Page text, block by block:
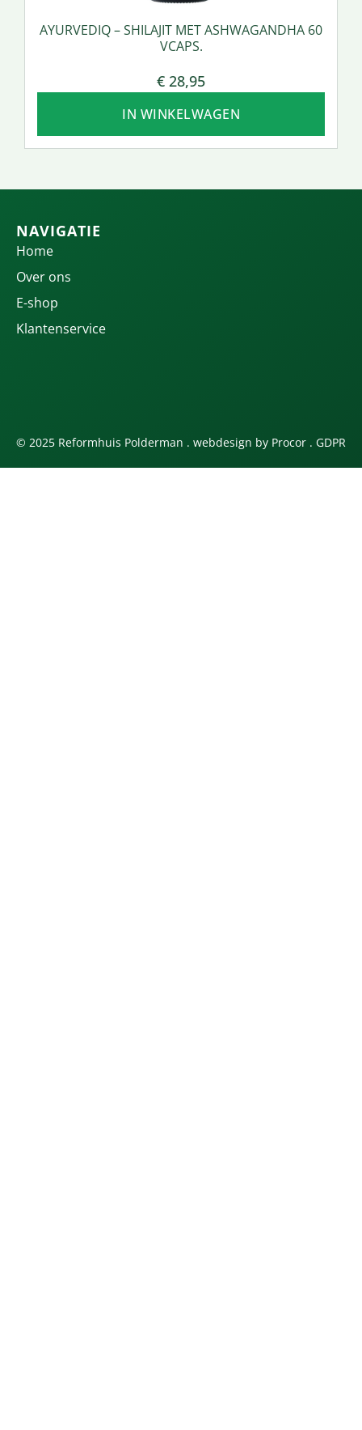
AYURVEDIQ – SHILAJIT MET ASHWAGANDHA 60
VCAPS.
€ 28,95
IN WINKELWAGEN
NAVIGATIE
Home
Over ons
E-shop
Klantenservice
© 2025 Reformhuis Polderman . webdesign by Procor . GDPR